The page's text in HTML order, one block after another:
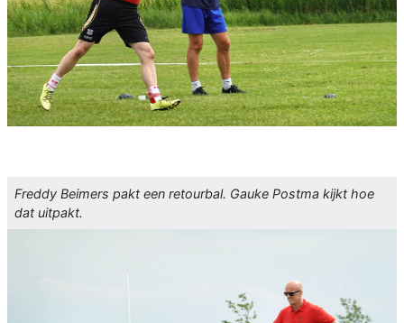
Freddy Beimers pakt een retourbal. Gauke Postma kijkt hoe
dat uitpakt.